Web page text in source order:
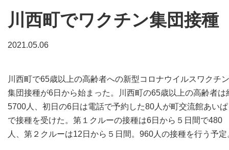
北海道函館市桔梗町379-31
0138-34-2525
営業時間 9:00～18:00
新潟県新潟市西区山田2310-39
025-210-1200
営業時間 9:00～18:00
川西町でワクチン集団接種
2021.05.06
川西町で65歳以上の高齢者への新型コロナウイルスワクチ
集団接種が6日から始まった。川西町の65歳以上の高齢者は
5700人、初日の6日は電話で予約した80人が町交流館あい
で接種を受けた。第１クルーの接種は6日から５日間で480
人、第２クルーは12日から５日間。960人の接種を行う予定